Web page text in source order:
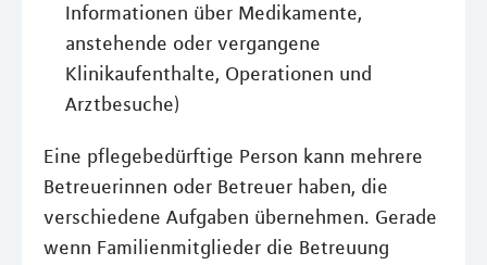
Informationen über Medikamente,
anstehende oder vergangene
Klinikaufenthalte, Operationen und
Arztbesuche)
Eine pflegebedürftige Person kann mehrere
Betreuerinnen oder Betreuer haben, die
verschiedene Aufgaben übernehmen. Gerade
wenn Familienmitglieder die Betreuung